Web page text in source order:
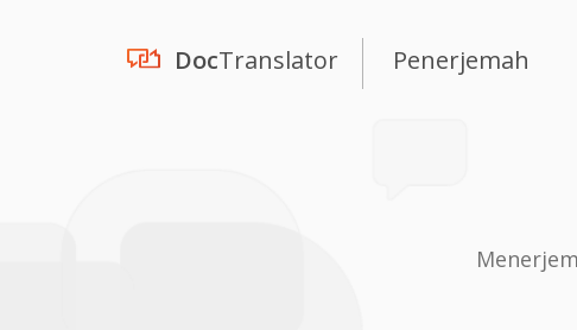
DocTranslator Penerjemah